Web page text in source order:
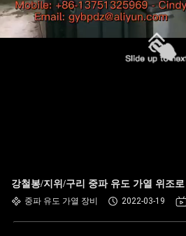
강철봉/지위/구리 중파 유도 가열 위조
중파 유도 가열 장비 2022-03-19